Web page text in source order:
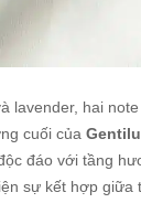
lavender, hai
cuối của
đáo với tầng
sự kết hợp giữa